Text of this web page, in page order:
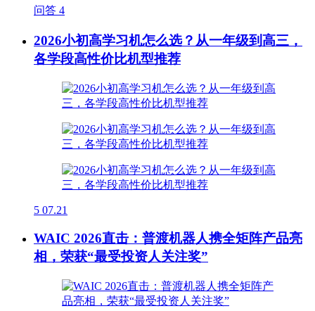
问答 4
2026小初高学习机怎么选？从一年级到高三，
各学段高性价比机型推荐
5 07.21
WAIC 2026直击：普渡机器人携全矩阵产品亮
相，荣获“最受投资人关注奖”